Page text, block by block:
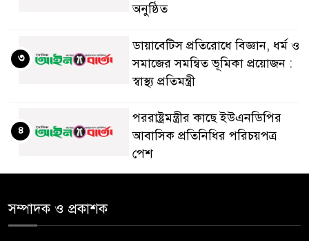
অনুষ্ঠিত
ডায়াবেটিস প্রতিরোধে বিজ্ঞান, ধর্ম ও
সমাজের সমন্বিত ভূমিকা প্রয়োজন :
স্বাস্থ্য প্রতিমন্ত্রী
৩
পররাষ্ট্রমন্ত্রীর কা‌ছে ইউএনডিপির
আবাসিক প্রতিনিধির পরিচয়পত্র
পেশ
৪
৫
সম্পাদক ও প্রকাশক